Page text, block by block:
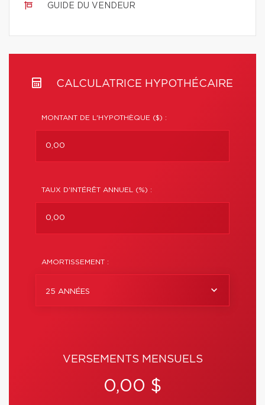
GUIDE DU VENDEUR
CALCULATRICE HYPOTHÉCAIRE
MONTANT DE L'HYPOTHÈQUE ($) :
TAUX D'INTÉRÊT ANNUEL (%) :
AMORTISSEMENT :
25 ANNÉES
VERSEMENTS MENSUELS
0,00 $